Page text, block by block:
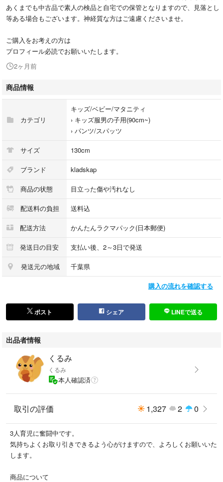
あくまでも中古品で素人の検品と自宅での保管となりますので、見落とし
等ある場合もございます。神経質な方はご遠慮くださいませ。
ご購入をお考えの方は
プロフィール必読でお願いいたします。
2ヶ月前
商品情報
カテゴリ
キッズ/ベビー/マタニティ
› キッズ服男の子用(90cm~)
› パンツ/スパッツ
サイズ 130cm
ブランド kladskap
商品の状態 目立った傷や汚れなし
配送料の負担 送料込
配送方法 かんたんラクマパック(日本郵便)
発送日の目安 支払い後、2～3日で発送
発送元の地域 千葉県
購入の流れを確認する
ポスト シェア LINEで送る
出品者情報
くるみ
くるみ
本人確認済
取引の評価 1,327 2 0
3人育児に奮闘中です。
気持ちよくお取り引きできるよう心がけますので、よろしくお願いいた
します。
商品について